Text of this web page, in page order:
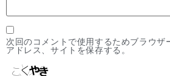
次回のコメントで使用するためブラウザ
アドレス、サイトを保存する。